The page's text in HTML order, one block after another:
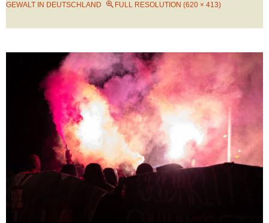
GEWALT IN DEUTSCHLAND
FULL RESOLUTION (620 × 413)